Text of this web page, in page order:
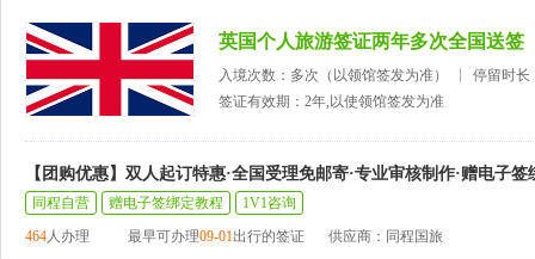
英国个人旅游签证两年多次全国送签
入境次数：多次（以领馆签发为准）
停留时长
签证有效期：2年,以使领馆签发为准
【团购优惠】双人起订特惠·全国受理免邮寄·专业审核制作·赠电子签
同程自营 赠电子签绑定教程
1V1咨询
464人办理 最早可办理09-01出行的签证 供应商：同程国旅